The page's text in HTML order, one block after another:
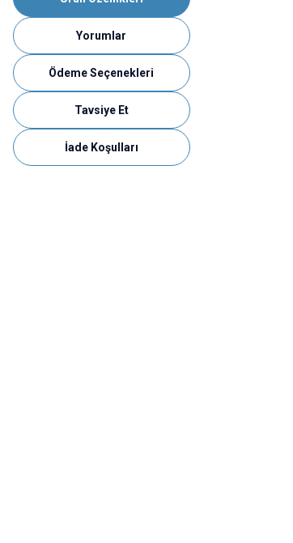
Yorumlar
Ödeme Seçenekleri
Tavsiye Et
İade Koşulları